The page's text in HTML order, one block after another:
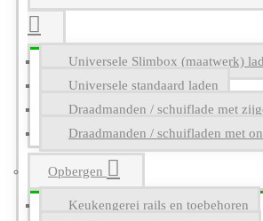
Universele Slimbox (maatwerk)
Universele standaard laden
Draadmanden / schuiflade met
Draadmanden / schuifladen met
Opbergen
Keukengerei rails en toebehoren